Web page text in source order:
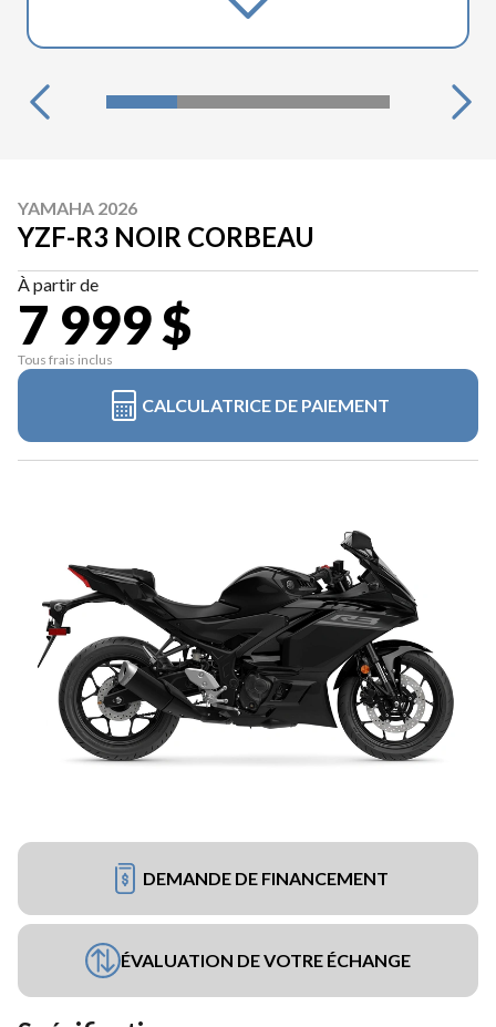
YAMAHA 2026
YZF-R3 NOIR CORBEAU
À partir de
7 999 $
Tous frais inclus
CALCULATRICE DE PAIEMENT
DEMANDE DE FINANCEMENT
ÉVALUATION DE VOTRE ÉCHANGE